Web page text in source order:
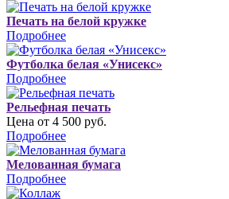
Печать на белой кружке
Подробнее
Футболка белая «Унисекс»
Подробнее
Рельефная печать
Цена от 4 500 руб.
Подробнее
Мелованная бумага
Подробнее